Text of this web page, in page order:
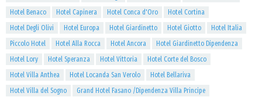
Hotel Benaco
Hotel Capinera Hotel Conca d'Oro
Hotel Cortina
Hotel Degli Olivi
Hotel Europa Hotel Giardinetto Hotel Giotto
Hotel Italia
Piccolo Hotel
Hotel Alla Rocca Hotel Ancora
Hotel Giardinetto Dipendenza
Hotel Lory
Hotel Speranza Hotel Vittoria
Hotel Corte del Bosco
Hotel Villa Anthea
Hotel Locanda San Verolo
Hotel Bellariva
Hotel Villa del Sogno
Grand Hotel Fasano /Dipendenza Villa Principe